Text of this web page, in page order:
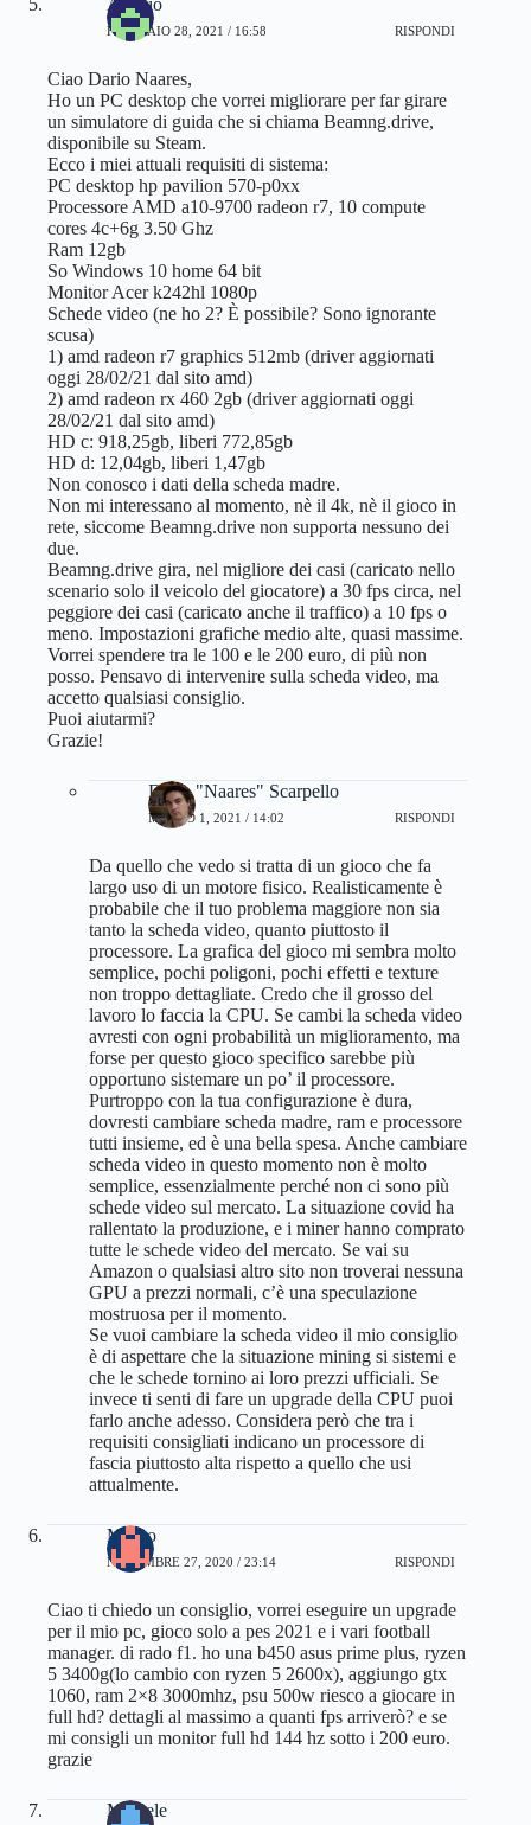
Alessio
FEBBRAIO 28, 2021 / 16:58 RISPONDI
Ciao Dario Naares,
Ho un PC desktop che vorrei migliorare per far girare
un simulatore di guida che si chiama Beamng.drive,
disponibile su Steam.
Ecco i miei attuali requisiti di sistema:
PC desktop hp pavilion 570-p0xx
Processore AMD a10-9700 radeon r7, 10 compute
cores 4c+6g 3.50 Ghz
Ram 12gb
So Windows 10 home 64 bit
Monitor Acer k242hl 1080p
Schede video (ne ho 2? È possibile? Sono ignorante
scusa)
1) amd radeon r7 graphics 512mb (driver aggiornati
oggi 28/02/21 dal sito amd)
2) amd radeon rx 460 2gb (driver aggiornati oggi
28/02/21 dal sito amd)
HD c: 918,25gb, liberi 772,85gb
HD d: 12,04gb, liberi 1,47gb
Non conosco i dati della scheda madre.
Non mi interessano al momento, nè il 4k, nè il gioco in
rete, siccome Beamng.drive non supporta nessuno dei
due.
Beamng.drive gira, nel migliore dei casi (caricato nello
scenario solo il veicolo del giocatore) a 30 fps circa, nel
peggiore dei casi (caricato anche il traffico) a 10 fps o
meno. Impostazioni grafiche medio alte, quasi massime.
Vorrei spendere tra le 100 e le 200 euro, di più non
posso. Pensavo di intervenire sulla scheda video, ma
accetto qualsiasi consiglio.
Puoi aiutarmi?
Grazie!
Dario "Naares" Scarpello
MARZO 1, 2021 / 14:02 RISPONDI
Da quello che vedo si tratta di un gioco che fa
largo uso di un motore fisico. Realisticamente è
probabile che il tuo problema maggiore non sia
tanto la scheda video, quanto piuttosto il
processore. La grafica del gioco mi sembra molto
semplice, pochi poligoni, pochi effetti e texture
non troppo dettagliate. Credo che il grosso del
lavoro lo faccia la CPU. Se cambi la scheda video
avresti con ogni probabilità un miglioramento, ma
forse per questo gioco specifico sarebbe più
opportuno sistemare un po’ il processore.
Purtroppo con la tua configurazione è dura,
dovresti cambiare scheda madre, ram e processore
tutti insieme, ed è una bella spesa. Anche cambiare
scheda video in questo momento non è molto
semplice, essenzialmente perché non ci sono più
schede video sul mercato. La situazione covid ha
rallentato la produzione, e i miner hanno comprato
tutte le schede video del mercato. Se vai su
Amazon o qualsiasi altro sito non troverai nessuna
GPU a prezzi normali, c’è una speculazione
mostruosa per il momento.
Se vuoi cambiare la scheda video il mio consiglio
è di aspettare che la situazione mining si sistemi e
che le schede tornino ai loro prezzi ufficiali. Se
invece ti senti di fare un upgrade della CPU puoi
farlo anche adesso. Considera però che tra i
requisiti consigliati indicano un processore di
fascia piuttosto alta rispetto a quello che usi
attualmente.
Mauro
NOVEMBRE 27, 2020 / 23:14 RISPONDI
Ciao ti chiedo un consiglio, vorrei eseguire un upgrade
per il mio pc, gioco solo a pes 2021 e i vari football
manager. di rado f1. ho una b450 asus prime plus, ryzen
5 3400g(lo cambio con ryzen 5 2600x), aggiungo gtx
1060, ram 2×8 3000mhz, psu 500w riesco a giocare in
full hd? dettagli al massimo a quanti fps arriverò? e se
mi consigli un monitor full hd 144 hz sotto i 200 euro.
grazie
Michele